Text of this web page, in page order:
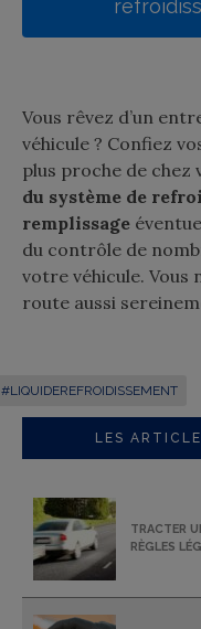
Vous rêvez d’un
véhicule ? Confiez
plus proche de chez
du système de
remplissage
du contrôle de
votre véhicule. Vous
route aussi
#LIQUIDEREFROIDISSEMENT
LES
TRACTER
RÈGLES